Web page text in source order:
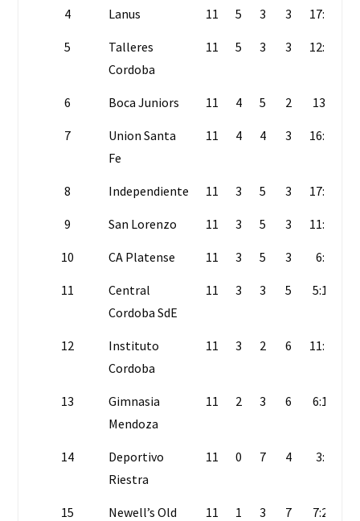
4 Lanus 11 5 3 3 17:14
5
Talleres
Cordoba
11 5 3 3 12:10
6 Boca Juniors 11 4 5 2 13:7
7
Union Santa
Fe
11 4 4 3 16:12
8 Independiente 11 3 5 3 17:15
9 San Lorenzo 11 3 5 3 11:12
10 CA Platense 11 3 5 3 6:7
11
Central
Cordoba SdE
11 3 3 5 5:12
12
Instituto
Cordoba
11 3 2 6 11:15
13
Gimnasia
Mendoza
11 2 3 6 6:13
14
Deportivo
Riestra
11 0 7 4 3:7
15
Newell’s Old
11 1 3 7 7:22